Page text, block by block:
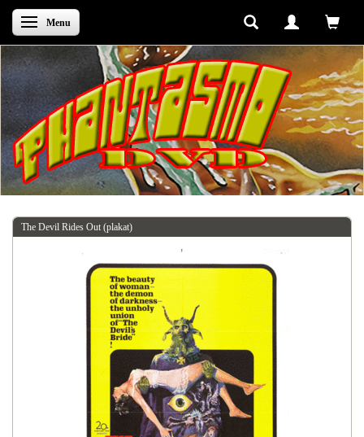
Skifte navigation
Menu
The Devil Rides Out (plakat)